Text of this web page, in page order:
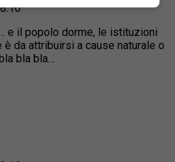
e il popolo dorme, le istituzioni
è da attribuirsi a cause naturale o
bla bla…